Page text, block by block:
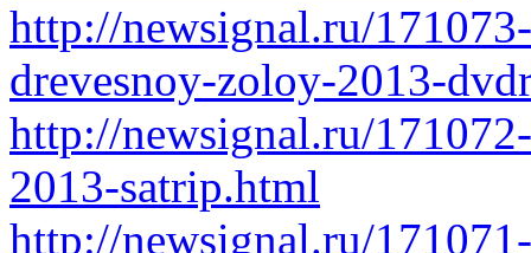
http://newsignal.ru/
drevesnoy-zoloy-2013-
http://newsignal.ru/
2013-satrip.html
http://newsignal.ru/